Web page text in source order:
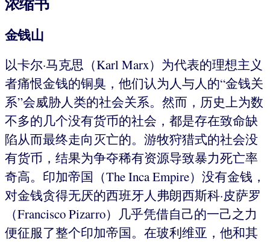
金钱山
以卡尔·马克思（Karl Marx）为代表的理想主义
者痛恨金钱的铜臭，他们认为人与人的“金钱关
系”会威胁人类的社会关系。然而，历史上为数
不多的几个没有货币的社会，都是存在致命缺
陷从而最终走向灭亡的。游牧狩猎式的社会没
有货币，结果为争夺稀有资源导致暴力死亡率
奇高。印加帝国（The Inca Empire）没有金钱，
对金钱贪得无厌的西班牙人弗朗西斯科·皮萨罗
（Francisco Pizarro）几乎凭借自己的一己之力
便征服了整个印加帝国。在玻利维亚，他和其